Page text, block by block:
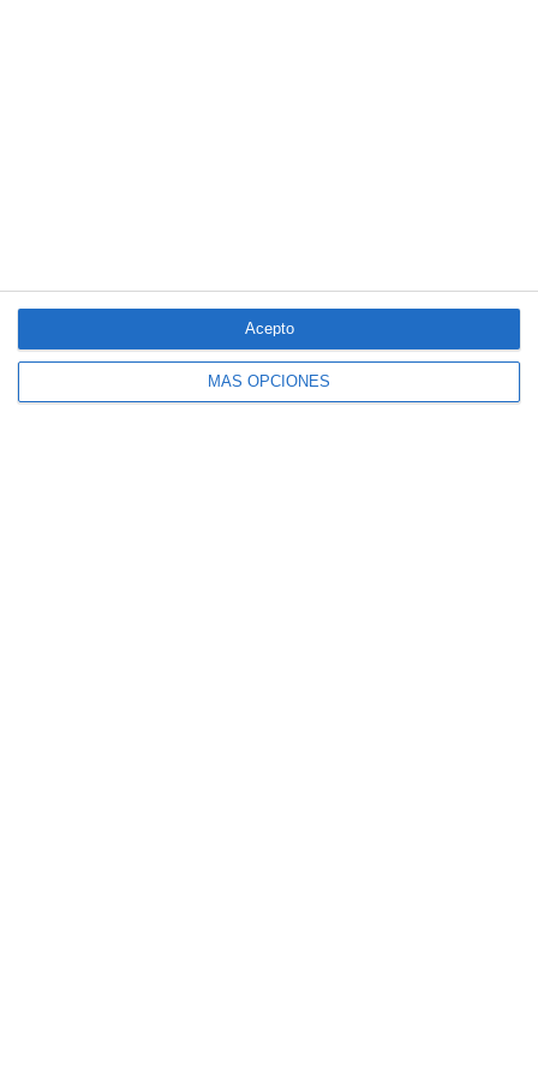
MÁS OPCIONES
Acepto
El seguro español activa dispositivos